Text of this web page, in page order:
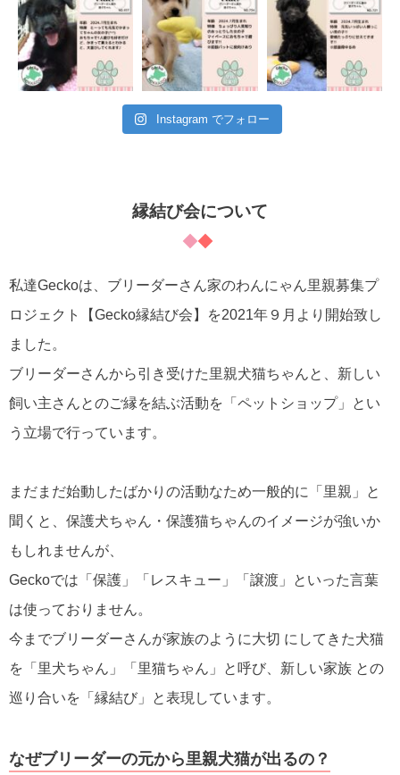
Instagram でフォロー
縁結び会について
私達Geckoは、ブリーダーさん家のわんにゃん里親募集プ
ロジェクト【Gecko縁結び会】を2021年９月より開始致し
ました。
ブリーダーさんから引き受けた里親犬猫ちゃんと、新しい
飼い主さんとのご縁を結ぶ活動を「ペットショップ」とい
う立場で行っています。
まだまだ始動したばかりの活動なため一般的に「里親」と
聞くと、保護犬ちゃん・保護猫ちゃんのイメージが強いか
もしれませんが、
Geckoでは「保護」「レスキュー」「譲渡」といった言葉
は使っておりません。
今までブリーダーさんが家族のように大切 にしてきた犬猫
を「里犬ちゃん」「里猫ちゃん」と呼び、新しい家族 との
巡り合いを「縁結び」と表現しています。
なぜブリーダーの元から里親犬猫が出るの？